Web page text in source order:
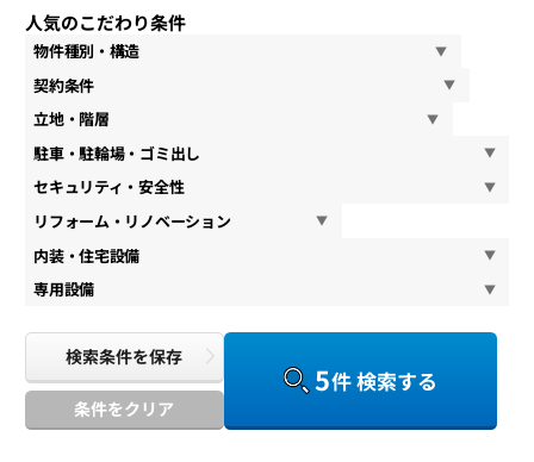
人気のこだわり条件
物件種別・構造
契約条件
立地・階層
駐車・駐輪場・ゴミ出し
セキュリティ・安全性
リフォーム・リノベーション
内装・住宅設備
専用設備
検索条件を保存
条件をクリア
5件 検索する